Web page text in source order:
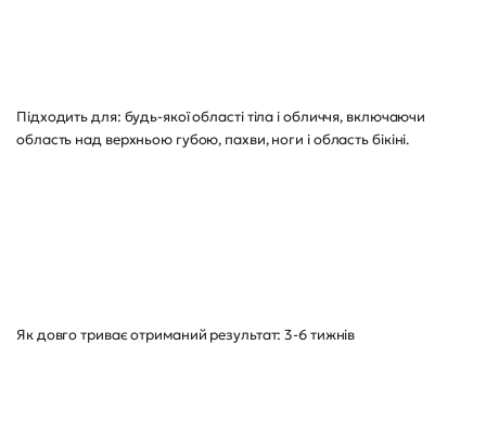
Підходить для: будь-якої області тіла і обличчя, включаючи
область над верхньою губою, пахви, ноги і область бікіні.
Як довго триває отриманий результат: 3-6 тижнів